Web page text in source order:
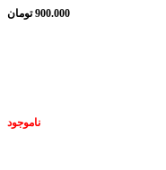
900.000 تومان
ناموجود